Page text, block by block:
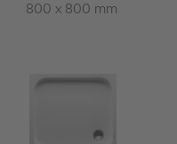
800 x 800 mm